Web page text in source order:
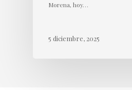
Morena, hoy…
5 diciembre, 2025